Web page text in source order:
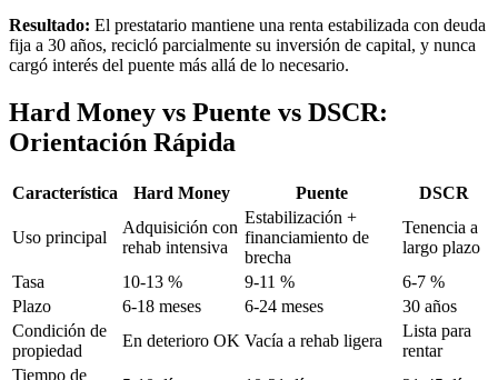
Resultado: El prestatario mantiene una renta estabilizada con deuda
fija a 30 años, recicló parcialmente su inversión de capital, y nunca
cargó interés del puente más allá de lo necesario.
Hard Money vs Puente vs DSCR:
Orientación Rápida
Característica Hard Money Puente DSCR
Uso principal
Adquisición con
rehab intensiva
Estabilización +
financiamiento de
brecha
Tenencia a
largo plazo
Tasa
10-13 % 9-11 %
6-7 %
Plazo
6-18 meses 6-24 meses
30 años
Condición de
propiedad
En deterioro OK Vacía a rehab ligera
Lista para
rentar
Tiempo de